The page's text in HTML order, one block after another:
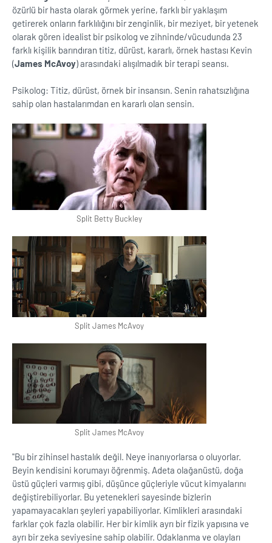
özürlü bir hasta olarak görmek yerine, farklı bir yaklaşım
getirerek onların farklılığını bir zenginlik, bir meziyet, bir yetenek
olarak gören idealist bir psikolog ve zihninde/vücudunda 23
farklı kişilik barındıran titiz, dürüst, kararlı, örnek hastası Kevin
(James McAvoy) arasındaki alışılmadık bir terapi seansı.
Psikolog: Titiz, dürüst, örnek bir insansın. Senin rahatsızlığına
sahip olan hastalarımdan en kararlı olan sensin.
Split Betty Buckley
Split James McAvoy
Split James McAvoy
''Bu bir zihinsel hastalık değil. Neye inanıyorlarsa o oluyorlar.
Beyin kendisini korumayı öğrenmiş. Adeta olağanüstü, doğa
üstü güçleri varmış gibi, düşünce güçleriyle vücut kimyalarını
değiştirebiliyorlar. Bu yetenekleri sayesinde bizlerin
yapamayacakları şeyleri yapabiliyorlar. Kimlikleri arasındaki
farklar çok fazla olabilir. Her bir kimlik ayrı bir fizik yapısına ve
ayrı bir zeka seviyesine sahip olabilir. Odaklanma ve olayları